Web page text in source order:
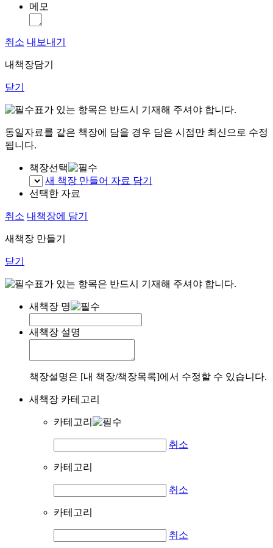
메모
취소 내보내기
내책장담기
닫기
표가 있는 항목은 반드시 기재해 주셔야 합니다.
동일자료를 같은 책장에 담을 경우 담은 시점만 최신으로 수정
됩니다.
책장선택
새 책장 만들어 자료 담기
선택한 자료
취소 내책장에 담기
새책장 만들기
닫기
표가 있는 항목은 반드시 기재해 주셔야 합니다.
새책장 명
새책장 설명
책장설명은 [내 책장/책장목록]에서 수정할 수 있습니다.
새책장 카테고리
카테고리
취소
카테고리
취소
카테고리
취소